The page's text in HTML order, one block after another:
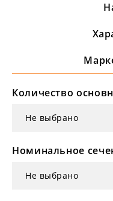
Количество
Не выбрано
Номинальное
Не выбрано